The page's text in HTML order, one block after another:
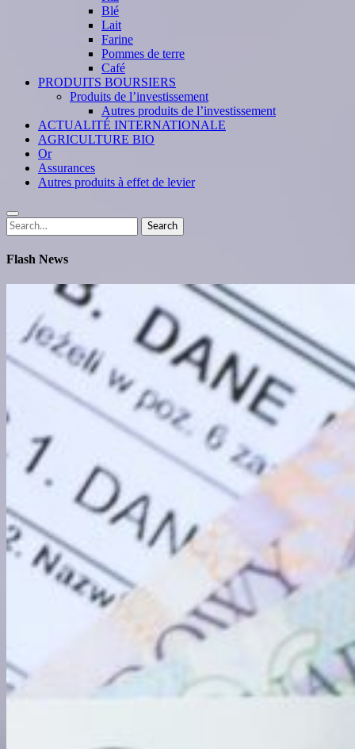
Blé
Lait
Farine
Pommes de terre
Café
PRODUITS BOURSIERS
Produits de l’investissement
Autres produits de l’investissement
ACTUALITÉ INTERNATIONALE
AGRICULTURE BIO
Or
Assurances
Autres produits à effet de levier
Search
for:
Search
Flash News